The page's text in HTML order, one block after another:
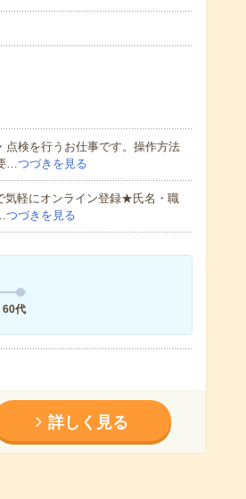
点検を行うお仕事です。操作方法
…つづきを見る
気軽にオンライン登録★氏名・職
つづきを見る
60代
詳しく見る